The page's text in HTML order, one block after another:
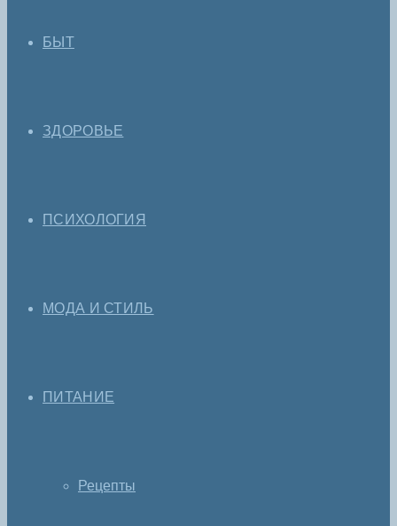
БЫТ
ЗДОРОВЬЕ
ПСИХОЛОГИЯ
МОДА И СТИЛЬ
ПИТАНИЕ
Рецепты